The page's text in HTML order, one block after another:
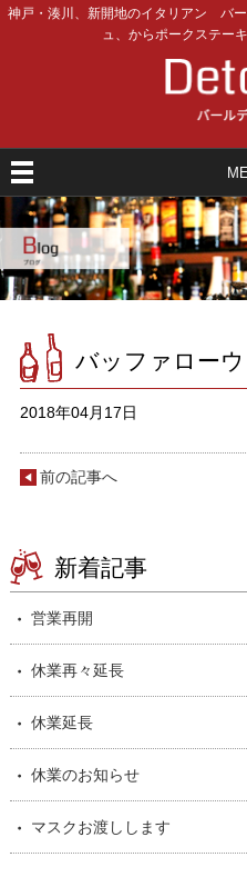
神戸・湊川、新開地のイタリアン バ
ュ、からポークステー
バッファロー
2018年04月17日
前の記事へ
新着記事
営業再開
休業再々延長
休業延長
休業のお知らせ
マスクお渡しします